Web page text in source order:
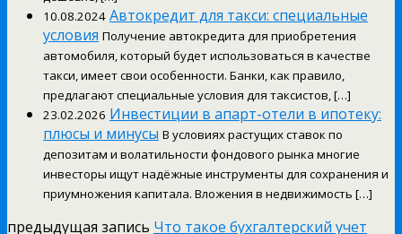
10.08.2024 Автокредит для такси: специальные
условия Получение автокредита для приобретения
автомобиля, который будет использоваться в качестве
такси, имеет свои особенности. Банки, как правило,
предлагают специальные условия для таксистов, […]
23.02.2026 Инвестиции в апарт-отели в ипотеку:
плюсы и минусы В условиях растущих ставок по
депозитам и волатильности фондового рынка многие
инвесторы ищут надёжные инструменты для сохранения и
приумножения капитала. Вложения в недвижимость […]
предыдущая запись Что такое бухгалтерский учет